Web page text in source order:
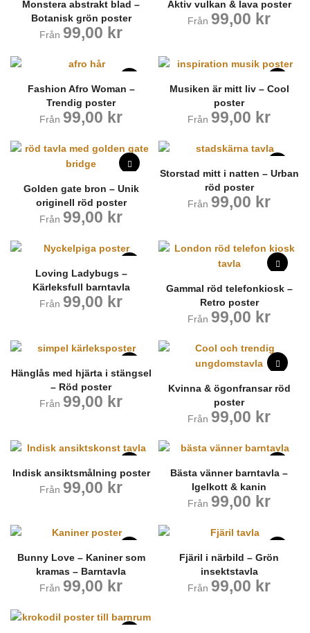
Monstera abstrakt blad –
Botanisk grön poster
Från 99,00 kr
Aktiv vulkan & lava poster
Från 99,00 kr
Fashion Afro Woman –
Trendig poster
Från 99,00 kr
Musiken är mitt liv – Cool
poster
Från 99,00 kr
Golden gate bron – Unik
originell röd poster
Från 99,00 kr
Storstad mitt i natten – Urban
röd poster
Från 99,00 kr
Loving Ladybugs –
Kärleksfull barntavla
Från 99,00 kr
Gammal röd telefonkiosk –
Retro poster
Från 99,00 kr
Hänglås med hjärta i stängsel
– Röd poster
Från 99,00 kr
Kvinna & ögonfransar röd
poster
Från 99,00 kr
Indisk ansiktsmålning poster
Från 99,00 kr
Bästa vänner barntavla –
Igelkott & kanin
Från 99,00 kr
Bunny Love – Kaniner som
kramas – Barntavla
Från 99,00 kr
Fjäril i närbild – Grön
insektstavla
Från 99,00 kr